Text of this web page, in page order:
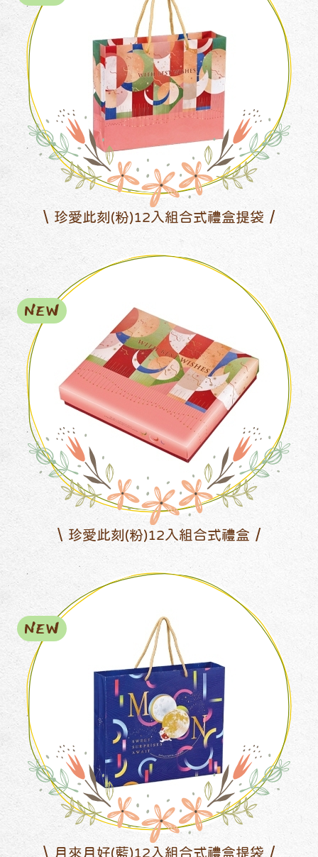
珍愛此刻(粉)12入組合式禮盒提袋
珍愛此刻(粉)12入組合式禮盒
NEW
月來月好(藍)12入組合式禮盒提袋
NEW